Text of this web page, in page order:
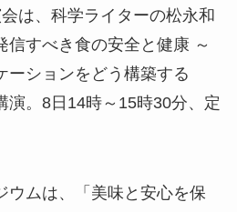
は、科学ライターの松永和
信すべき食の安全と健康 ～
ーションをどう構築する
演。8日14時～15時30分、定
ウムは、「美味と安心を保